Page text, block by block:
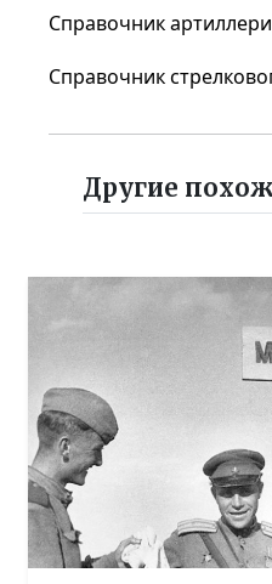
Справочник
Справочник
Другие